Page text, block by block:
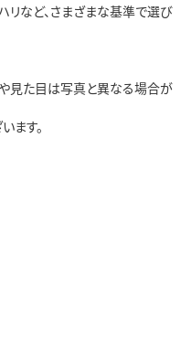
リなど、さまざまな基準で選び
見た目は写真と異なる場合が
ます。